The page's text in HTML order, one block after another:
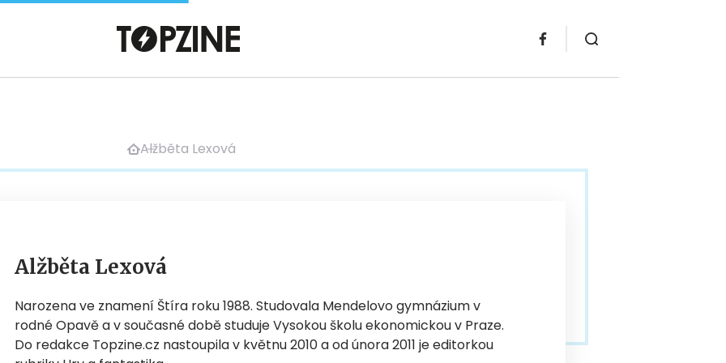
Alžběta Lexová
Alžběta Lexová
Narozena ve znamení Štíra roku 1988. Studovala Mendelovo gymnázium v
rodné Opavě a v současné době studuje Vysokou školu ekonomickou v Praze.
Do redakce Topzine.cz nastoupila v květnu 2010 a od února 2011 je editorkou